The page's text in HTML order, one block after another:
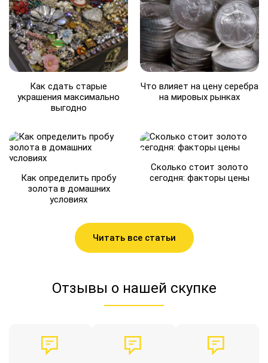
Как сдать старые
украшения максимально
выгодно
Что влияет на цену серебра
на мировых рынках
Как определить пробу
золота в домашних
условиях
Сколько стоит золото
сегодня: факторы цены
Читать все статьи
Отзывы о нашей скупке